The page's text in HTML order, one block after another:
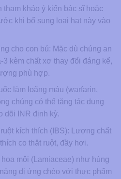
khảo ý kiến bác sĩ hoặc
khi bổ sung loại hạt này vào
cho con bú: Mặc dù chúng an
3 kèm chất xơ thay đổi đáng kể,
phù hợp.
làm loãng máu (warfarin,
chúng có thể tăng tác dụng
dõi INR định kỳ.
kích thích (IBS): Lượng chất
co thắt ruột, đầy hơi.
môi (Lamiaceae) như húng
dị ứng chéo với thực phẩm